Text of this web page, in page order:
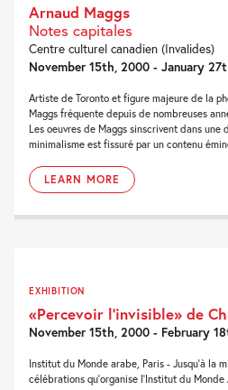
Arnaud Maggs
Notes capitales
Centre culturel canadien (Invalides)
November 15th, 2000 - January
Artiste de Toronto et figure majeure de la
Maggs fréquente depuis de nombreuses
Les oeuvres de Maggs sinscrivent dans
minimalisme est fissuré par un contenu
LEARN MORE
EXHIBITION
«Percevoir l’invisible» de
November 15th, 2000 - February
Institut du Monde arabe, Paris - Jusqu'à la
célébrations qu'organise l'Institut du